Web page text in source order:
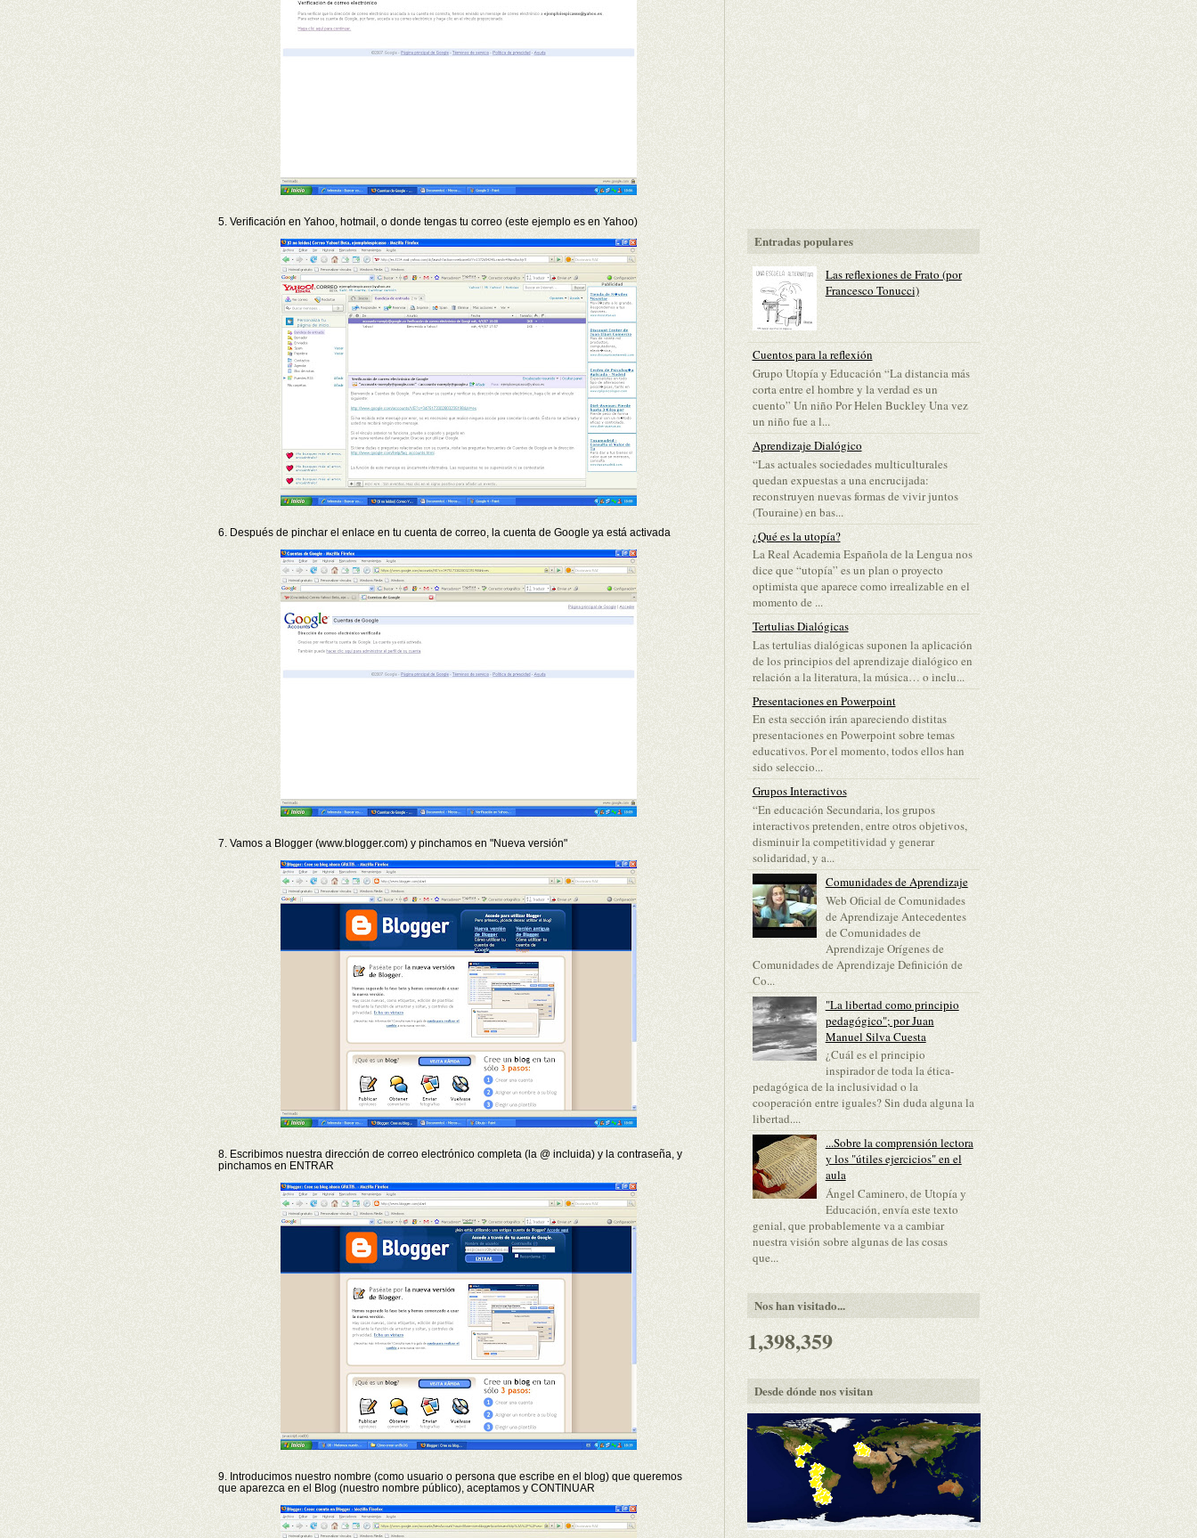
5. Verificación en Yahoo, hotmail, o donde tengas tu correo (este ejemplo es en Yahoo)
6. Después de pinchar el enlace en tu cuenta de correo, la cuenta de Google ya está activada
7. Vamos a Blogger (www.blogger.com) y pinchamos en "Nueva versión"
8. Escribimos nuestra dirección de correo electrónico completa (la @ incluida) y la contraseña, y
pinchamos en ENTRAR
9. Introducimos nuestro nombre (como usuario o persona que escribe en el blog) que queremos
que aparezca en el Blog (nuestro nombre público), aceptamos y CONTINUAR
Entradas populares
Las reflexiones de Frato (por
Francesco Tonucci)
Cuentos para la reflexión
Grupo Utopía y Educación “La distancia más
corta entre el hombre y la verdad es un
cuento” Un niño Por Helen Buckley Una vez
un niño fue a l...
Aprendizaje Dialógico
“Las actuales sociedades multiculturales
quedan expuestas a una encrucijada:
reconstruyen nuevas formas de vivir juntos
(Touraine) en bas...
¿Qué es la utopía?
La Real Academia Española de la Lengua nos
dice que “utopía” es un plan o proyecto
optimista que aparece como irrealizable en el
momento de ...
Tertulias Dialógicas
Las tertulias dialógicas suponen la aplicación
de los principios del aprendizaje dialógico en
relación a la literatura, la música… o inclu...
Presentaciones en Powerpoint
En esta sección irán apareciendo distitas
presentaciones en Powerpoint sobre temas
educativos. Por el momento, todos ellos han
sido seleccio...
Grupos Interactivos
“En educación Secundaria, los grupos
interactivos pretenden, entre otros objetivos,
disminuir la competitividad y generar
solidaridad, y a...
Comunidades de Aprendizaje
Web Oficial de Comunidades
de Aprendizaje Antecedentes
de Comunidades de
Aprendizaje Orígenes de
Comunidades de Aprendizaje Definición de
Co...
"La libertad como principio
pedagógico"; por Juan
Manuel Silva Cuesta
¿Cuál es el principio
inspirador de toda la ética-
pedagógica de la inclusividad o la
cooperación entre iguales? Sin duda alguna la
libertad....
...Sobre la comprensión lectora
y los "útiles ejercicios" en el
aula
Ángel Caminero, de Utopía y
Educación, envía este texto
genial, que probablemente va a cambiar
nuestra visión sobre algunas de las cosas
que...
Nos han visitado...
1,398,359
Desde dónde nos visitan